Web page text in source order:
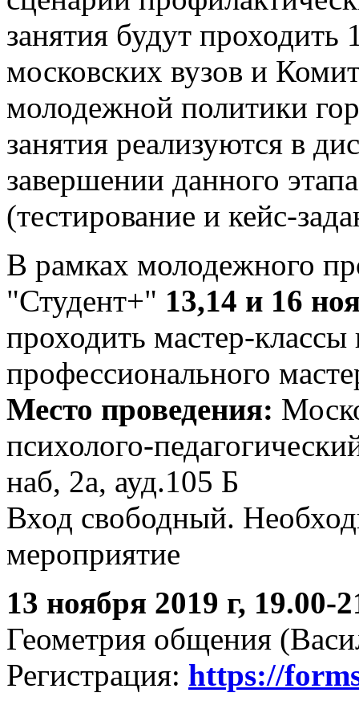
занятия будут проходить
московских вузов и
молодежной политики
занятия реализуются в
завершении данного
(тестирование и кейс-
В рамках молодежного
"Студент+" 13,14 и 16
проходить мастер-классы
профессионального
Место проведения:
психолого-
наб, 2а, ауд.105 Б
Вход свободный.
мероприятие
13 ноября 2019 г, 19.00-
Геометрия общения
Регистрация: https://